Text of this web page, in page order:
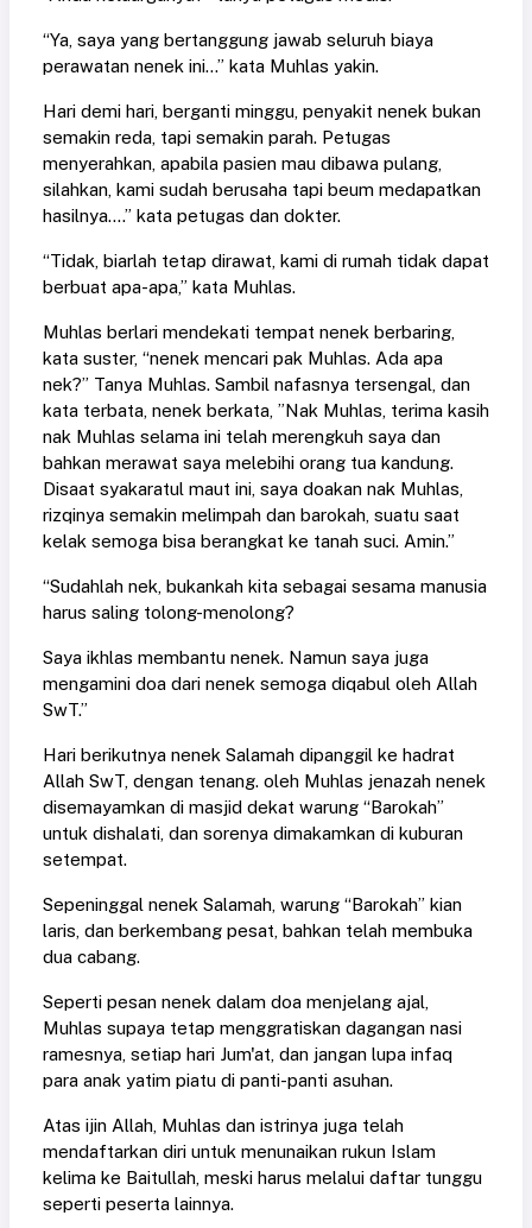
“Ya, saya yang bertanggung jawab seluruh biaya
perawatan nenek ini...” kata Muhlas yakin.
Hari demi hari, berganti minggu, penyakit nenek bukan
semakin reda, tapi semakin parah. Petugas
menyerahkan, apabila pasien mau dibawa pulang,
silahkan, kami sudah berusaha tapi beum medapatkan
hasilnya....” kata petugas dan dokter.
“Tidak, biarlah tetap dirawat, kami di rumah tidak dapat
berbuat apa-apa,” kata Muhlas.
Muhlas berlari mendekati tempat nenek berbaring,
kata suster, “nenek mencari pak Muhlas. Ada apa
nek?” Tanya Muhlas. Sambil nafasnya tersengal, dan
kata terbata, nenek berkata, ”Nak Muhlas, terima kasih
nak Muhlas selama ini telah merengkuh saya dan
bahkan merawat saya melebihi orang tua kandung.
Disaat syakaratul maut ini, saya doakan nak Muhlas,
rizqinya semakin melimpah dan barokah, suatu saat
kelak semoga bisa berangkat ke tanah suci. Amin.”
“Sudahlah nek, bukankah kita sebagai sesama manusia
harus saling tolong-menolong?
Saya ikhlas membantu nenek. Namun saya juga
mengamini doa dari nenek semoga diqabul oleh Allah
SwT.”
Hari berikutnya nenek Salamah dipanggil ke hadrat
Allah SwT, dengan tenang. oleh Muhlas jenazah nenek
disemayamkan di masjid dekat warung “Barokah”
untuk dishalati, dan sorenya dimakamkan di kuburan
setempat.
Sepeninggal nenek Salamah, warung “Barokah” kian
laris, dan berkembang pesat, bahkan telah membuka
dua cabang.
Seperti pesan nenek dalam doa menjelang ajal,
Muhlas supaya tetap menggratiskan dagangan nasi
ramesnya, setiap hari Jum'at, dan jangan lupa infaq
para anak yatim piatu di panti-panti asuhan.
Atas ijin Allah, Muhlas dan istrinya juga telah
mendaftarkan diri untuk menunaikan rukun Islam
kelima ke Baitullah, meski harus melalui daftar tunggu
seperti peserta lainnya.